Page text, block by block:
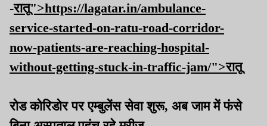
-रातू">https://lagatar.in/ambulance-
service-started-on-ratu-road-corridor-
now-patients-are-reaching-hospital-
without-getting-stuck-in-traffic-jam/">रातू
रोड कोरिडोर पर एम्बुलेंस सेवा शुरू, अब जाम में फंसे